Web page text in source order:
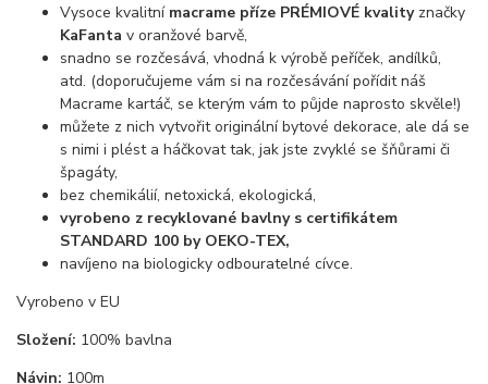
Vysoce kvalitní macrame příze PRÉMIOVÉ kvalityznačky
KaFanta v oranžové barvě,
snadno se rozčesává, vhodná k výrobě peříček, andílků,
atd. (doporučujeme vám si na rozčesávání pořídit náš
Macrame kartáč, se kterým vám to půjde naprosto skvěle!)
můžete z nich vytvořit originální bytové dekorace, ale dá se
s nimi i plést a háčkovat tak, jak jste zvyklé se šňůrami či
špagáty,
bez chemikálií, netoxická, ekologická,
vyrobeno z recyklované bavlny s certifikátem
STANDARD 100 by OEKO-TEX,
navíjeno na biologicky odbouratelné cívce.
Vyrobeno v EU
Složení: 100% bavlna
Návin: 100m